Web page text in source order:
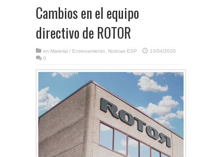
Cambios en el equipo
directivo de ROTOR
en Material / Entrenamiento Noticias ESP
13/04/2020
0